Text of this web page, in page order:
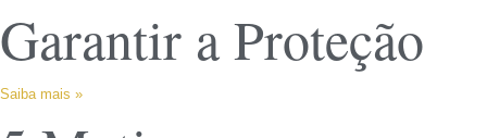
Garantir a Proteção
Saiba mais »